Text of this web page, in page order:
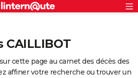
CAILLIBOT
cette page au carnet des décès des
affiner votre recherche ou trouver un